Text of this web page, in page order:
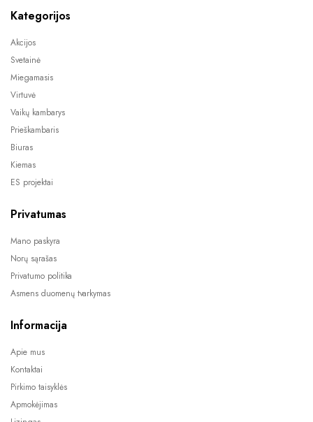
Kategorijos
Akcijos
Svetainė
Miegamasis
Virtuvė
Vaikų kambarys
Prieškambaris
Biuras
Kiemas
ES projektai
Privatumas
Mano paskyra
Norų sąrašas
Privatumo politika
Asmens duomenų tvarkymas
Informacija
Apie mus
Kontaktai
Pirkimo taisyklės
Apmokėjimas